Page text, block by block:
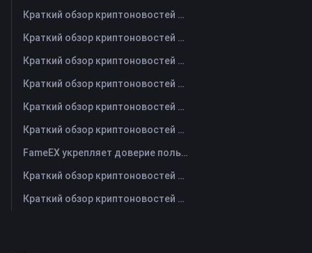
Краткий обзор криптоновостей FameEX за сегодня | 5 августа 2026 г
Краткий обзор криптоновостей FameEX за сегодня | 4 августа 2026 г
Краткий обзор криптоновостей FameEX за сегодня | 3 августа 2026 г
Краткий обзор криптоновостей FameEX за сегодня | 31 июля 2026 г
Краткий обзор криптоновостей FameEX за сегодня | 30 июля 2026 г
Краткий обзор криптоновостей FameEX за сегодня | 29 июля 2026 г
FameEX укрепляет доверие пользователей благодаря восьми годам стабильной работы и глобальному росту
Краткий обзор криптоновостей FameEX за сегодня | 28 июля 2026 г
Краткий обзор криптоновостей FameEX за сегодня | 27 июля 2026 г